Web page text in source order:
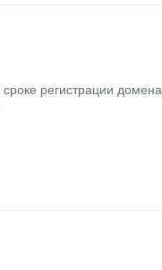
регистрации домена,